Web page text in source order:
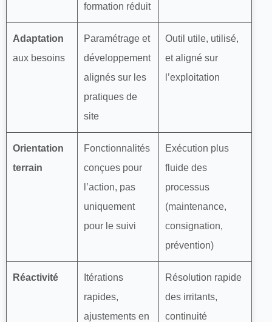
formation réduit
Adaptation
aux besoins
Paramétrage et
développement
alignés sur les
pratiques de
site
Outil utile, utilisé,
et aligné sur
l’exploitation
Orientation
terrain
Fonctionnalités
conçues pour
l’action, pas
uniquement
pour le suivi
Exécution plus
fluide des
processus
(maintenance,
consignation,
prévention)
Réactivité
Itérations
rapides,
ajustements en
Résolution rapide
des irritants,
continuité